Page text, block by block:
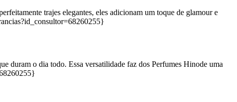
trajes elegantes, eles adicionam um toque de glamour e
duram o dia todo. Essa versatilidade faz dos Perfumes Hinode uma